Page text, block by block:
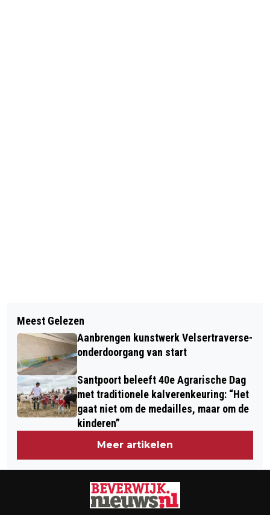
EXPOSITIE 'VROUWEN UIT AFRIKA’ IN
HET KOETSHUIJS
GLITZ BIJ CAMILLE BEVERWIJK
Meest Gelezen
Aanbrengen kunstwerk Velsertraverse-
onderdoorgang van start
Santpoort beleeft 40e Agrarische Dag
met traditionele kalverenkeuring: “Het
gaat niet om de medailles, maar om de
kinderen”
Meer artikelen